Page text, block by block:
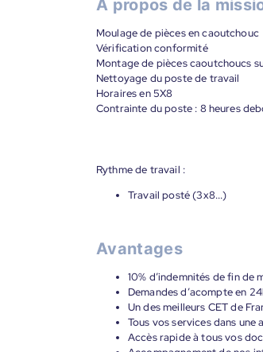
À propos de la
Moulage de pièces en caoutchouc
Vérification conformité
Montage de pièces caoutchoucs
Nettoyage du poste de travail
Horaires en 5X8
Contrainte du poste : 8 heures
Rythme de travail :
Travail posté (3x8...)
Avantages
10% d’indemnités de fin
Demandes d’acompte en
Un des meilleurs CET de
Tous vos services dans une
Accès rapide à tous vos